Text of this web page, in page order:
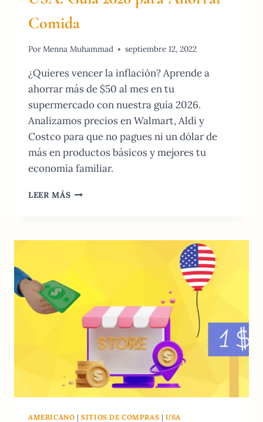
Comida
PorMenna Muhammad septiembre 12, 2022
¿Quieres vencer la inflación? Aprende a
ahorrar más de $50 al mes en tu
supermercado con nuestra guía 2026.
Analizamos precios en Walmart, Aldi y
Costco para que no pagues ni un dólar de
más en productos básicos y mejores tu
economía familiar.
LEER MÁS SUPERMERCADOS
GUÍA
COMIDA
AMERICANO |SITIOS DE COMPRAS |USA